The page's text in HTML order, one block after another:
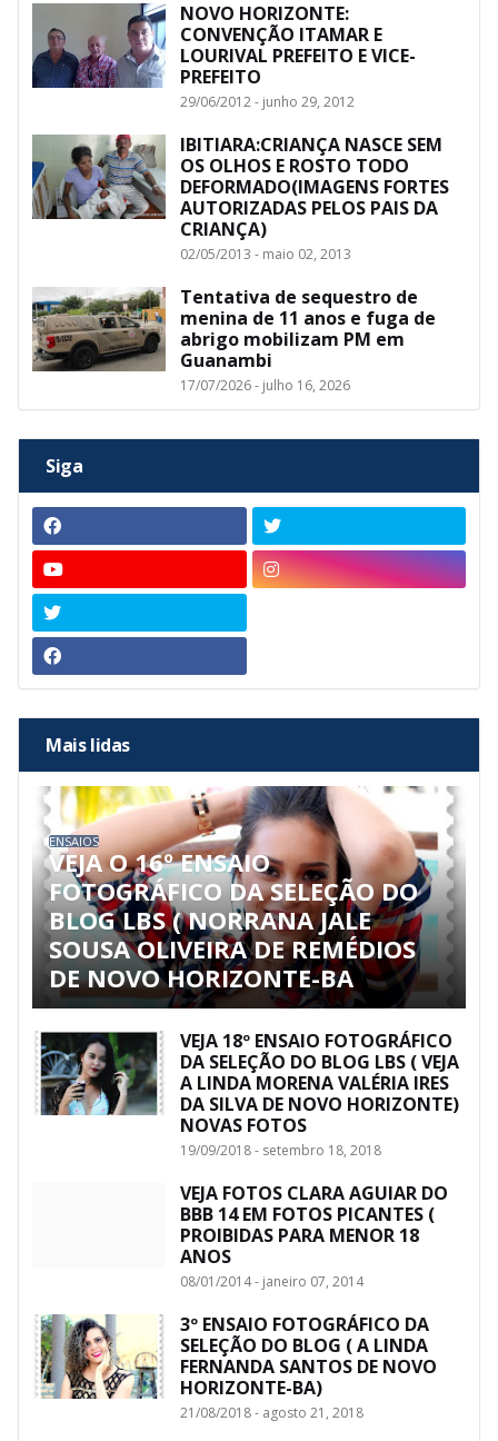
NOVO HORIZONTE:
CONVENÇÃO ITAMAR E
LOURIVAL PREFEITO E VICE-
PREFEITO
29/06/2012 - junho 29, 2012
IBITIARA:CRIANÇA NASCE SEM
OS OLHOS E ROSTO TODO
DEFORMADO(IMAGENS FORTES
AUTORIZADAS PELOS PAIS DA
CRIANÇA)
02/05/2013 - maio 02, 2013
Tentativa de sequestro de
menina de 11 anos e fuga de
abrigo mobilizam PM em
Guanambi
17/07/2026 - julho 16, 2026
Siga
Mais lidas
ENSAIOS
VEJA O 16º ENSAIO
FOTOGRÁFICO DA SELEÇÃO DO
BLOG LBS ( NORRANA JALE
SOUSA OLIVEIRA DE REMÉDIOS
DE NOVO HORIZONTE-BA
VEJA 18º ENSAIO FOTOGRÁFICO
DA SELEÇÃO DO BLOG LBS ( VEJA
A LINDA MORENA VALÉRIA IRES
DA SILVA DE NOVO HORIZONTE)
NOVAS FOTOS
19/09/2018 - setembro 18, 2018
VEJA FOTOS CLARA AGUIAR DO
BBB 14 EM FOTOS PICANTES (
PROIBIDAS PARA MENOR 18
ANOS
08/01/2014 - janeiro 07, 2014
3º ENSAIO FOTOGRÁFICO DA
SELEÇÃO DO BLOG ( A LINDA
FERNANDA SANTOS DE NOVO
HORIZONTE-BA)
21/08/2018 - agosto 21, 2018